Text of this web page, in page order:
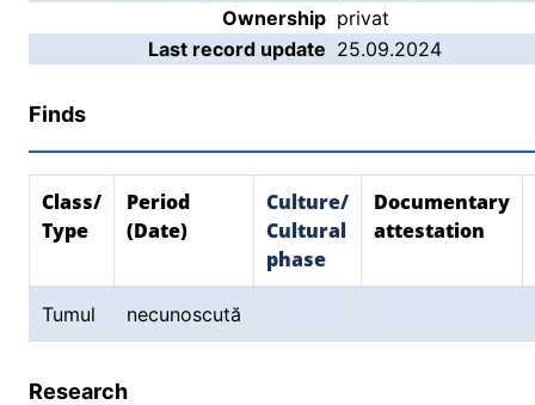
Ownership privat
Last record update 25.09.2024
Finds
Class/
Type
Period
(Date)
Culture/
Cultural
phase
Documentary
attestation
Tumul necunoscută
Research